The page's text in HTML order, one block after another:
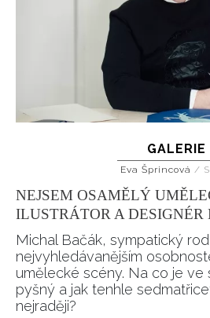
GALERIE
Eva Šprincová /
NEJSEM OSAMĚLÝ
ILUSTRÁTOR A
Michal Bačák, sympatický
nejvyhledávanějším
umělecké scény. Na co je ve
pyšný a jak tenhle
nejraději?